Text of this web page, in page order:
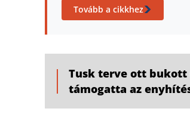
Tovább a cikkhez
Tusk terve ott bukott
támogatta az